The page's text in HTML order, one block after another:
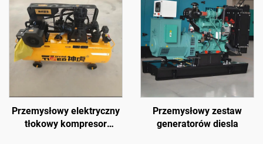
Przemysłowy elektryczny
tłokowy kompresor
Przemysłowy zestaw
generatorów diesla